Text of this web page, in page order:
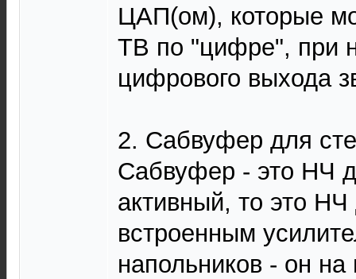
ЦАП(ом), которые
ТВ по "цифре", при
цифрового выхода
2. Сабвуфер для
Сабвуфер - это НЧ
активный, то это
встроенным
напольников - он